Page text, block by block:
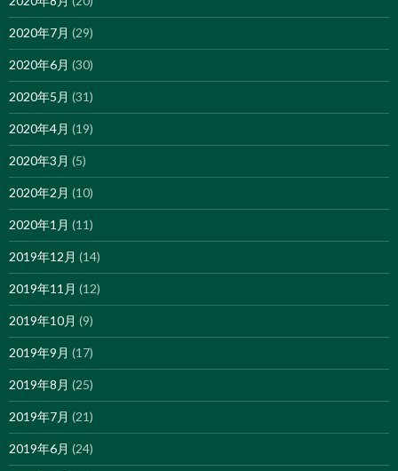
2020年7月 (29)
2020年6月 (30)
2020年5月 (31)
2020年4月 (19)
2020年3月 (5)
2020年2月 (10)
2020年1月 (11)
2019年12月 (14)
2019年11月 (12)
2019年10月 (9)
2019年9月 (17)
2019年8月 (25)
2019年7月 (21)
2019年6月 (24)